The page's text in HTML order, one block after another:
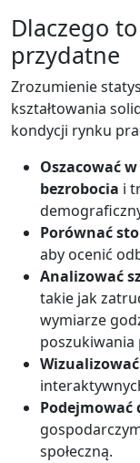
Dlaczego
przydatne
Zrozumienie
kształtowania
kondycji rynku
Oszacować
bezrobocia i
Porównać
aby ocenić
Analizować
takie jak
wymiarze
poszukiwania
Podejmować
społeczną.